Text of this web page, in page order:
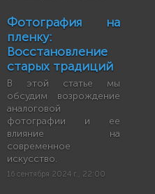
Фотография на
пленку:
Восстановление
старых традиций
В этой статье мы
обсудим возрождение
аналоговой
фотографии и ее
влияние на
современное
искусство.
16 сентября 2024 г., 22:00